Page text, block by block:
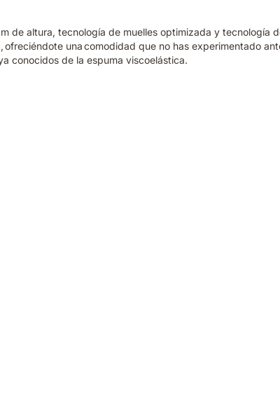
de altura, tecnología de muelles optimizada y tecnología
una comodidad que no has experimentado
conocidos de la espuma viscoelástica.